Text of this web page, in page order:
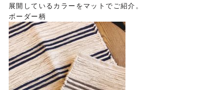
展開しているカラーをマットでご紹介。
ボーダー柄